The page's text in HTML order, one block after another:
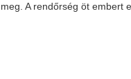
A rendőrség öt embert